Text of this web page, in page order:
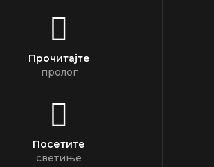
Прочитајте
пролог
Посетите
светиње